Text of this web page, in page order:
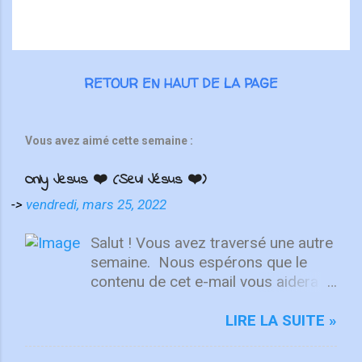
RETOUR EN HAUT DE LA PAGE
Vous avez aimé cette semaine :
Only Jesus ❤️ (Seul Jésus ❤️)
-> vendredi, mars 25, 2022
Salut ! Vous avez traversé une autre
semaine. ⁣ Nous espérons que le
contenu de cet e-mail vous aidera à
Quelle que soit la semaine que vous
LIRE LA SUITE »